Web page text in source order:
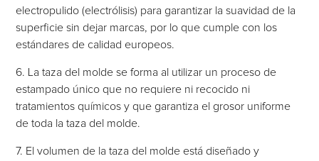
electropulido (electrólisis) para garantizar la suavidad de la
superficie sin dejar marcas, por lo que cumple con los
estándares de calidad europeos.
6. La taza del molde se forma al utilizar un proceso de
estampado único que no requiere ni recocido ni
tratamientos químicos y que garantiza el grosor uniforme
de toda la taza del molde.
7. El volumen de la taza del molde está diseñado y